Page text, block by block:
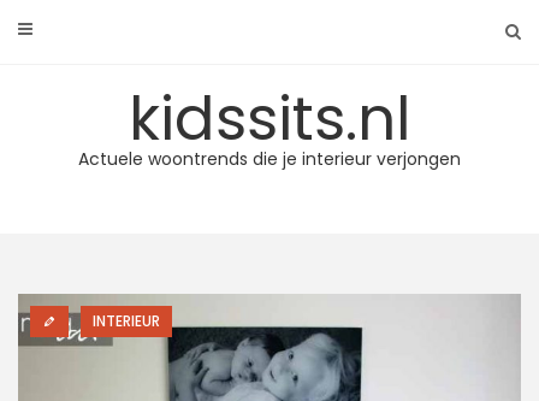
kidssits.nl
Actuele woontrends die je interieur verjongen
INTERIEUR